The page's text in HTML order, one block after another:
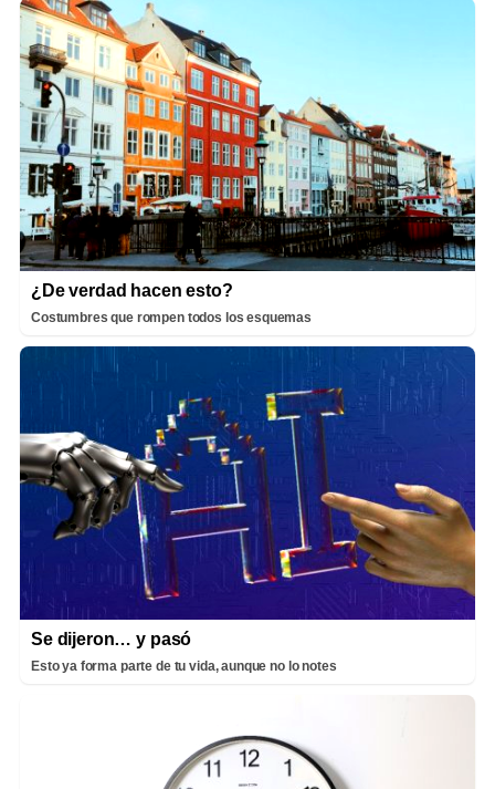
¿De verdad hacen esto?
Costumbres que rompen todos los esquemas
Se dijeron… y pasó
Esto ya forma parte de tu vida, aunque no lo notes